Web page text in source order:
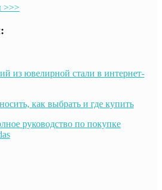
>>>
из ювелирной стали в интернет-
как выбрать и где купить
руководство по покупке